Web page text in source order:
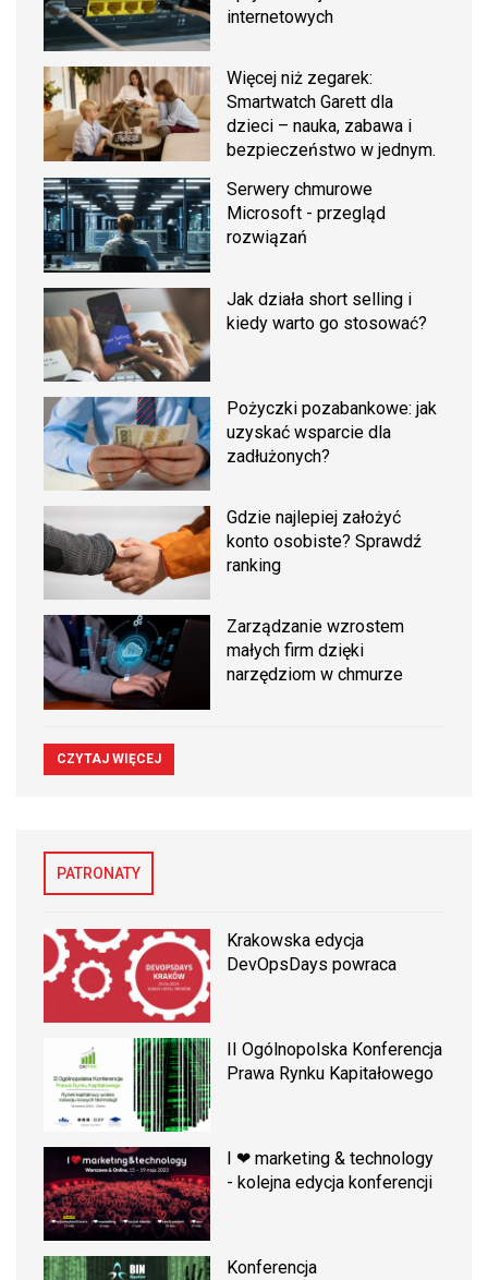
internetowych
Więcej niż zegarek:
Smartwatch Garett dla
dzieci – nauka, zabawa i
bezpieczeństwo w jednym.
Serwery chmurowe
Microsoft - przegląd
rozwiązań
Jak działa short selling i
kiedy warto go stosować?
Pożyczki pozabankowe: jak
uzyskać wsparcie dla
zadłużonych?
Gdzie najlepiej założyć
konto osobiste? Sprawdź
ranking
Zarządzanie wzrostem
małych firm dzięki
narzędziom w chmurze
CZYTAJ WIĘCEJ
PATRONATY
Krakowska edycja
DevOpsDays powraca
II Ogólnopolska Konferencja
Prawa Rynku Kapitałowego
I ❤ marketing & technology
- kolejna edycja konferencji
Konferencja